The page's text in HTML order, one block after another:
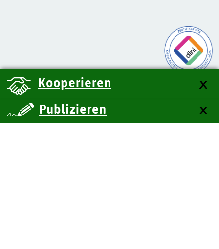
Publizieren
Kooperieren